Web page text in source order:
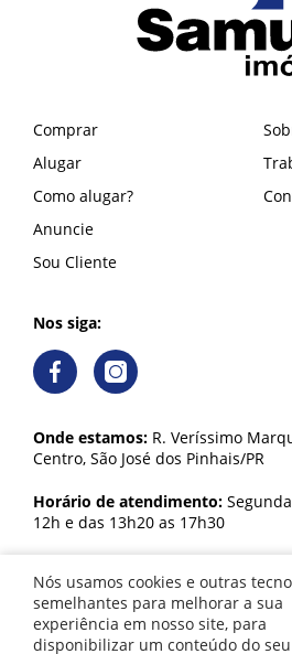
Nós usamos cookies e outras
semelhantes para melhorar a sua
experiência em nosso site, para
disponibilizar um conteúdo do seu
Comprar
Alugar
Como alugar?
Anuncie
Sou Cliente
Nos siga:
Onde estamos: R. Veríssimo
Centro, São José dos Pinhais/PR
Horário de atendimento:
12h e das 13h20 as 17h30
Samuel Imóveis © 2026. CRECI J 5154.